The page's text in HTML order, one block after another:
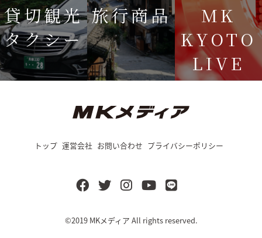
貸切観光
タクシー
旅行商品
MK
KYOTO
LIVE
トップ 運営会社 お問い合わせ プライバシーポリシー
©2019 MKメディア All rights reserved.